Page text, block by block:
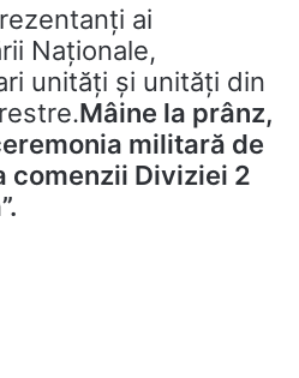
ai
Naţionale,
unităţi şi unităţi din
Mâine la prânz,
militară de
comenzii Diviziei 2